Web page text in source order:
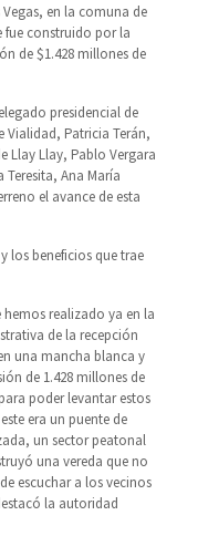
en la comuna de
fue construido por la
de $1.428 millones de
presidencial de
Vialidad, Patricia Terán,
Llay Llay, Pablo Vergara
Ana María
el avance de esta
los beneficios que trae
realizado ya en la
de la recepción
una mancha blanca y
de 1.428 millones de
poder levantar estos
era un puente de
un sector peatonal
una vereda que no
escuchar a los vecinos
la autoridad